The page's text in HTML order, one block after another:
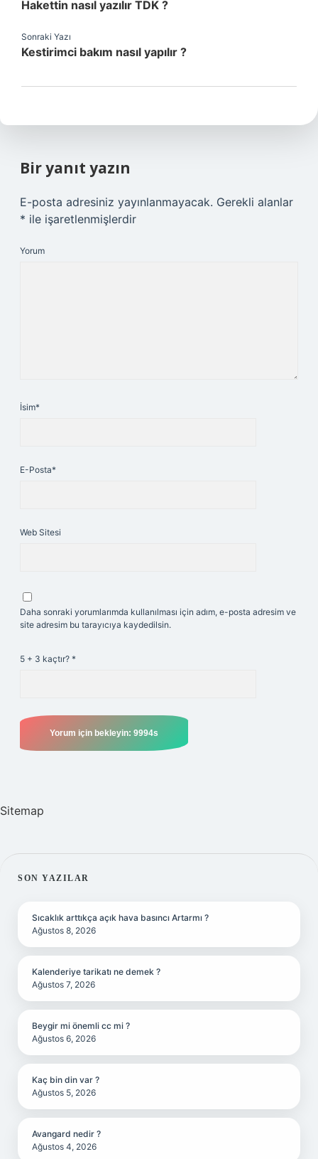
Hakettin nasıl yazılır TDK ?
Sonraki Yazı
Kestirimci bakım nasıl yapılır ?
Bir yanıt yazın
E-posta adresiniz yayınlanmayacak. Gerekli alanlar
* ile işaretlenmişlerdir
Yorum
İsim*
E-Posta*
Web Sitesi
Daha sonraki yorumlarımda kullanılması için adım, e-posta adresim ve
site adresim bu tarayıcıya kaydedilsin.
5 + 3 kaçtır? *
Sitemap
SIDEBAR
SON YAZILAR
Sıcaklık arttıkça açık hava basıncı Artarmı ?
Ağustos 8, 2026
Kalenderiye tarikatı ne demek ?
Ağustos 7, 2026
Beygir mi önemli cc mi ?
Ağustos 6, 2026
Kaç bin din var ?
Ağustos 5, 2026
Avangard nedir ?
Ağustos 4, 2026